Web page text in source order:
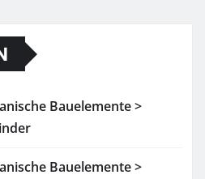
Bauelemente >
Bauelemente >